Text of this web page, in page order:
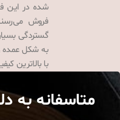
شده در این
فروش
گستردگی
به شکل عمده
با بالاترین
متاسفانه